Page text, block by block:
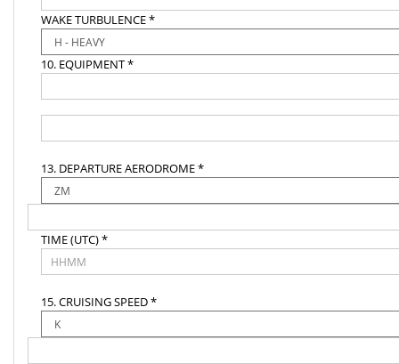
WAKE TURBULENCE *
10. EQUIPMENT *
13. DEPARTURE AERODROME *
TIME (UTC) *
15. CRUISING SPEED *